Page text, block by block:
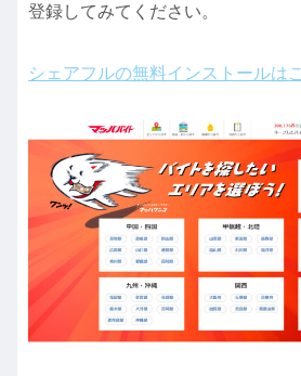
登録してみてください。
シェアフルの無料インストールは